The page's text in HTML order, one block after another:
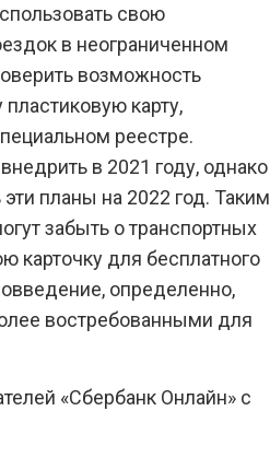
свою
в неограниченном
возможность
карту,
реестре.
в 2021 году, однако
планы на 2022 год. Таким
забыть о транспортных
карточку для бесплатного
определенно,
востребованными для
«Сбербанк Онлайн» с